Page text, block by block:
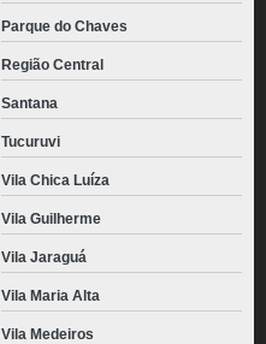
Parque do Chaves
Região Central
Santana
Tucuruvi
Vila Chica Luíza
Vila Guilherme
Vila Jaraguá
Vila Maria Alta
Vila Medeiros